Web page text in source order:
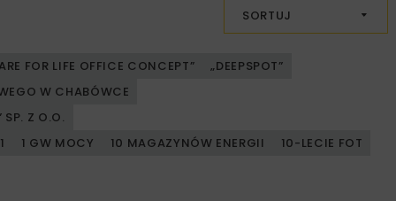
SORTUJ
FOR LIFE OFFICE CONCEPT”
„DEEPSPOT”
W CHABÓWCE
SP. Z O.O.
1 1 GW MOCY 10 MAGAZYNÓW ENERGII
10-LECIE FOT